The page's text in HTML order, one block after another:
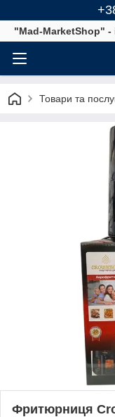
"Mad-MarketShop" -
Товари та
Фритюрниця